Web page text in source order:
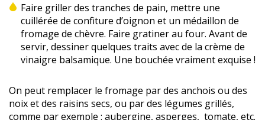
Faire griller des tranches de pain, mettre une
cuillérée de confiture d’oignon et un médaillon de
fromage de chèvre. Faire gratiner au four. Avant de
servir, dessiner quelques traits avec de la crème de
vinaigre balsamique. Une bouchée vraiment exquise !
On peut remplacer le fromage par des anchois ou des
noix et des raisins secs, ou par des légumes grillés,
comme par exemple : aubergine, asperges, tomate, etc.